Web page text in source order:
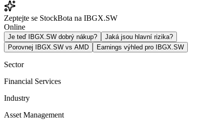
Zeptejte se StockBota na IBGX.SW
Online
Je teď IBGX.SW dobrý nákup?
Jaká jsou hlavní rizika?
Porovnej IBGX.SW vs AMD
Earnings výhled pro IBGX.SW
Sector
Financial Services
Industry
Asset Management